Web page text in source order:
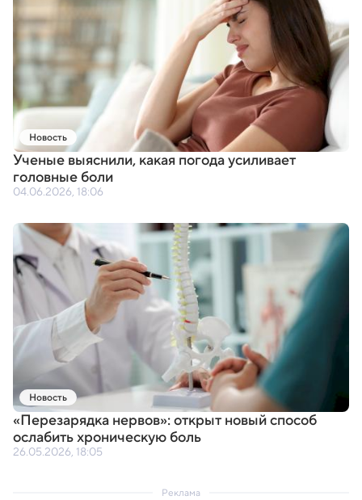
Новость
Ученые выяснили,какая погода усиливает
головные боли
04.06.2026, 18:06
Новость
«Перезарядка нервов»: открыт новый способ
ослабить хроническую боль
26.05.2026, 18:05
Реклама